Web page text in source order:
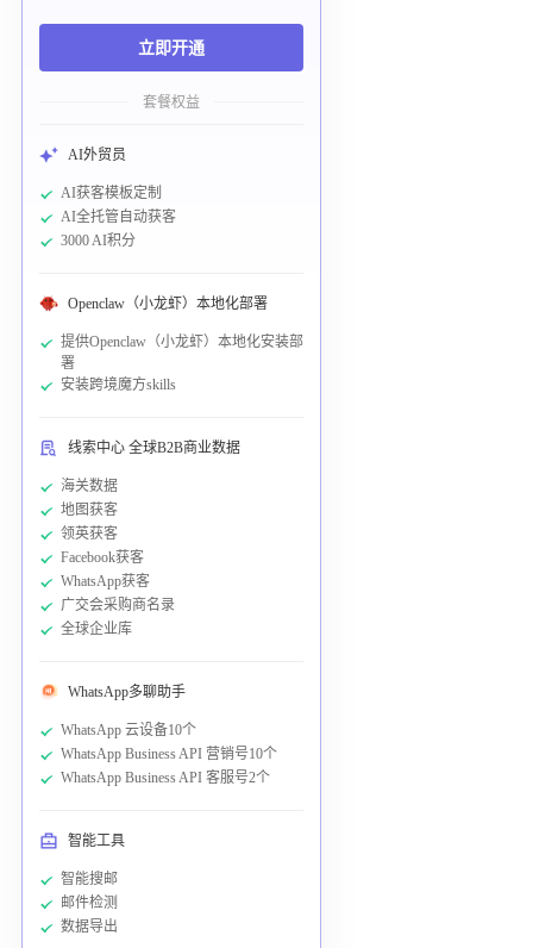
立即开通
套餐权益
AI外贸员
AI获客模板定制
AI全托管自动获客
3000 AI积分
Openclaw（小龙虾）本地化部署
提供Openclaw（小龙虾）本地化安装部
署
安装跨境魔方skills
线索中心 全球B2B商业数据
海关数据
地图获客
领英获客
Facebook获客
WhatsApp获客
广交会采购商名录
全球企业库
WhatsApp多聊助手
WhatsApp 云设备10个
WhatsApp Business API 营销号10个
WhatsApp Business API 客服号2个
智能工具
智能搜邮
邮件检测
数据导出